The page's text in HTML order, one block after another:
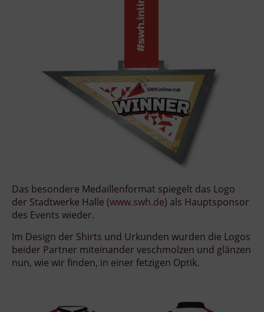
Das besondere Medaillenformat spiegelt das Logo
der Stadtwerke Halle (www.swh.de) als Hauptsponsor
des Events wieder.
Im Design der Shirts und Urkunden wurden die Logos
beider Partner miteinander veschmolzen und glänzen
nun, wie wir finden, in einer fetzigen Optik.